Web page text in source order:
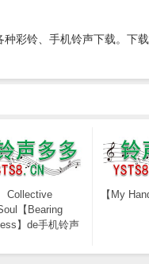
彩铃、手机铃声下载。下
Collective
【Bearing
】de手机铃声
【My